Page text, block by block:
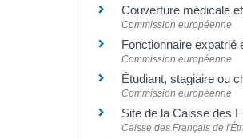
Couverture médicale
Commission européenne
Fonctionnaire expatrié
Commission européenne
Étudiant, stagiaire ou
Commission européenne
Site de la Caisse des
Caisse des Français de